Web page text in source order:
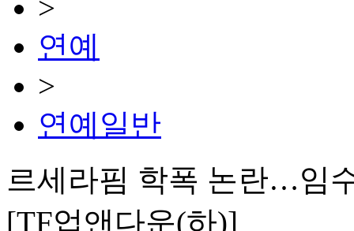
>
연예
>
연예일반
르세라핌 학폭 논란…임
[TF업앤다운(하)]